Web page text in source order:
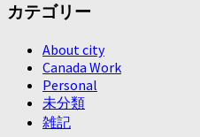
カテゴリー
About city
Canada Work
Personal
未分類
雑記